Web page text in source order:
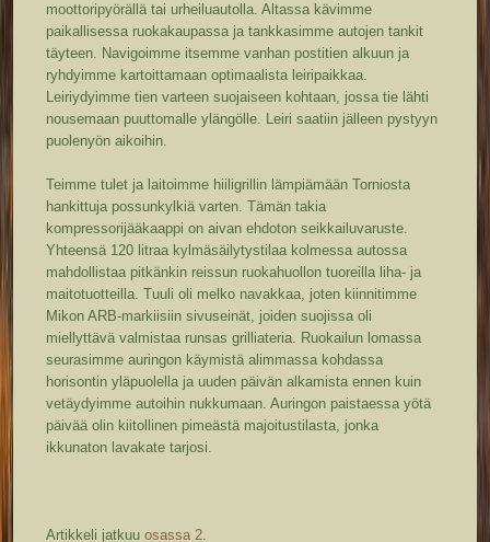
moottoripyörällä tai urheiluautolla. Altassa kävimme
paikallisessa ruokakaupassa ja tankkasimme autojen tankit
täyteen. Navigoimme itsemme vanhan postitien alkuun ja
ryhdyimme kartoittamaan optimaalista leiripaikkaa.
Leiriydyimme tien varteen suojaiseen kohtaan, jossa tie lähti
nousemaan puuttomalle ylängölle. Leiri saatiin jälleen pystyyn
puolenyön aikoihin.
Teimme tulet ja laitoimme hiiligrillin lämpiämään Torniosta
hankittuja possunkylkiä varten. Tämän takia
kompressorijääkaappi on aivan ehdoton seikkailuvaruste.
Yhteensä 120 litraa kylmäsäilytystilaa kolmessa autossa
mahdollistaa pitkänkin reissun ruokahuollon tuoreilla liha- ja
maitotuotteilla. Tuuli oli melko navakkaa, joten kiinnitimme
Mikon ARB-markiisiin sivuseinät, joiden suojissa oli
miellyttävä valmistaa runsas grilliateria. Ruokailun lomassa
seurasimme auringon käymistä alimmassa kohdassa
horisontin yläpuolella ja uuden päivän alkamista ennen kuin
vetäydyimme autoihin nukkumaan. Auringon paistaessa yötä
päivää olin kiitollinen pimeästä majoitustilasta, jonka
ikkunaton lavakate tarjosi.
Artikkeli jatkuuosassa 2.